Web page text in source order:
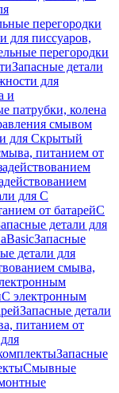
перегородки
для писсуаров,
перегородки
Запасные детали
для
и
патрубки, колена
смывом
для Скрытый
питанием от
для С
от батарейС
детали для
BasicЗапасные
детали для
смыва,
С электронным
Запасные детали
питанием от
Запасные
Смывные